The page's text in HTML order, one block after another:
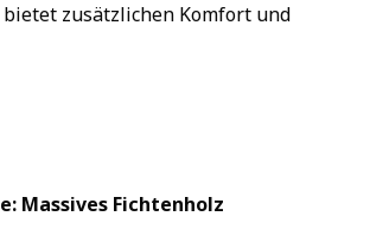
bietet zusätzlichen Komfort und
Massives Fichtenholz